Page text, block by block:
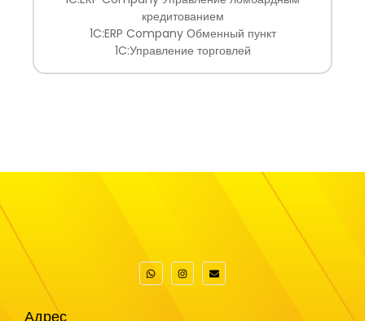
кредитованием
1C:ERP Company Обменный пункт
1C:Управление торговлей
обеспечения до настройки устройств.